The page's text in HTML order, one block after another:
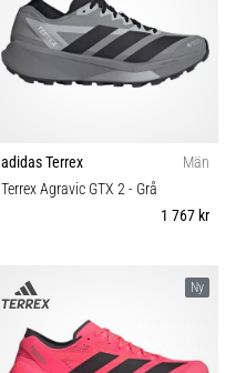
adidas Terrex
Män
Terrex Agravic GTX 2- Grå
1 767 kr
Ny